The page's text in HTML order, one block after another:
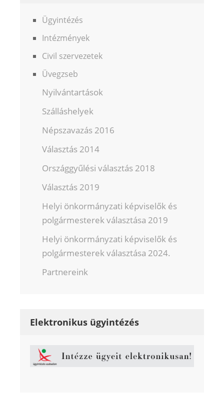
Ügyintézés
Intézmények
Civil szervezetek
Üvegzseb
Nyilvántartások
Szálláshelyek
Népszavazás 2016
Választás 2014
Országgyűlési választás 2018
Választás 2019
Helyi önkormányzati képviselők és
polgármesterek választása 2019
Helyi önkormányzati képviselők és
polgármesterek választása 2024.
Partnereink
Elektronikus ügyintézés